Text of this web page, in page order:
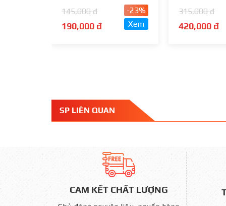
145,000 đ
190,000 đ
-23%
Xem
mặt trời,
315,000 đ
420,000 đ
SP LIÊN QUAN
CAM KẾT CHẤT LƯỢNG